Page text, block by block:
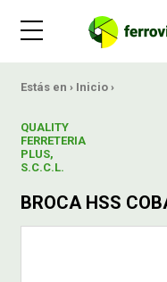
Estás en › Inicio ›
QUALITY
FERRETERIA
PLUS,
S.C.C.L.
BROCA HSS